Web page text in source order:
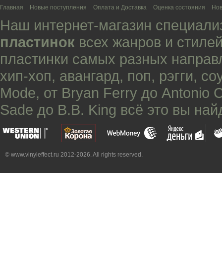
Главная Новые поступления Оплата и Доставка Оценка состояния
Наш интернет-магазин
пластинок всех жанров и
пластинки самых разных
хип-хоп, авангард, поп, рэгги,
Mode, от Bryan Ferry до Antonio
Sade до B.B. King всё это вы
© www.vinyleffect.ru 2012-2026. All rights reserved.